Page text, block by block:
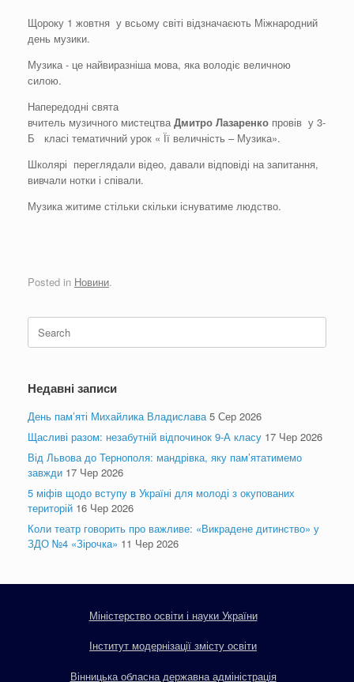
Щороку 1 жовтня у всьому світі відзначаєють Міжнародний
день музики.
Музика - це найвиразніша мова, яка володіє величною
силою.
Напередодні свята
вчитель музичного мистецтваДмитро Лазаренко провів у 3-
Б класі тематичний урок « Її величність – Музика».
Школярі переглядали відео, давали відповіді на запитання,
вивчали нотки і співали.
Музика житиме стільки скільки існуватиме людство.
Posted in Новини.
Search
for:
Недавні записи
День пам’яті Михайлика Владислава 5 Сер 2026
Щасливі разом: незабутній відпочинок 9-А класу 17 Чер 2026
Від Львова до Тернополя: мандрівка, яку пам’ятатимемо
завжди 17 Чер 2026
5 міфів щодо вступу в Україні для молоді з окупованих
територій 16 Чер 2026
Коли театр говорить про важливе: «Викрадене дитинство» у
ЗДО №4 «Зірочка» 11 Чер 2026
Міністерство освіти і науки України
Інститут модернізації змісту освіти
Вінницька обласна державна адміністрація